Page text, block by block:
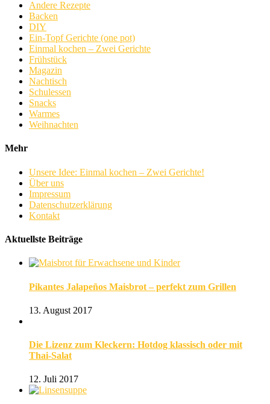
Andere Rezepte
Backen
DIY
Ein-Topf Gerichte (one pot)
Einmal kochen – Zwei Gerichte
Frühstück
Magazin
Nachtisch
Schulessen
Snacks
Warmes
Weihnachten
Mehr
Unsere Idee: Einmal kochen – Zwei Gerichte!
Über uns
Impressum
Datenschutzerklärung
Kontakt
Aktuellste Beiträge
Pikantes Jalapeños Maisbrot – perfekt zum Grillen
13. August 2017
Die Lizenz zum Kleckern: Hotdog klassisch oder mit
Thai-Salat
12. Juli 2017